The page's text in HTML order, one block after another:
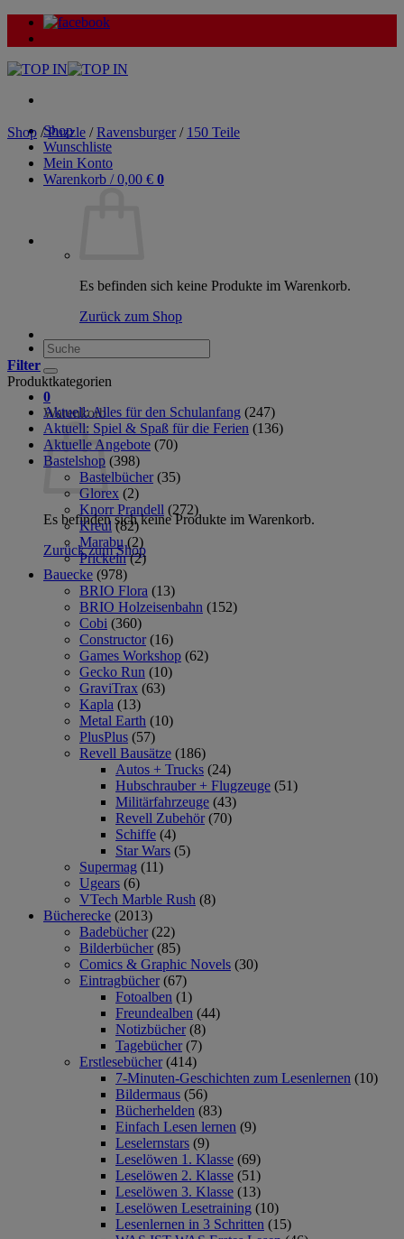
Zum
Inhalt
Shop
Wunschliste
Mein Konto
Warenkorb /0,00 € 0
Es befinden sich keine Produkte im Warenkorb.
Zurück zum Shop
Suche
nach:
0
Warenkorb
Es befinden sich keine Produkte im Warenkorb.
Zurück zum Shop
Shop / Puzzle / Ravensburger / 150 Teile
Filter
Produktkategorien
Aktuell: Alles für den Schulanfang (247)
Aktuell: Spiel & Spaß für die Ferien (136)
Aktuelle Angebote (70)
Bastelshop (398)
Bastelbücher (35)
Glorex (2)
Knorr Prandell (272)
Kreul (82)
Marabu (2)
Prickeln (2)
Bauecke (978)
BRIO Flora (13)
BRIO Holzeisenbahn (152)
Cobi (360)
Constructor (16)
Games Workshop (62)
Gecko Run (10)
GraviTrax (63)
Kapla (13)
Metal Earth (10)
PlusPlus (57)
Revell Bausätze (186)
Autos + Trucks (24)
Hubschrauber + Flugzeuge (51)
Militärfahrzeuge (43)
Revell Zubehör (70)
Schiffe (4)
Star Wars (5)
Supermag (11)
Ugears (6)
VTech Marble Rush (8)
Bücherecke (2013)
Badebücher (22)
Bilderbücher (85)
Comics & Graphic Novels (30)
Eintragbücher (67)
Fotoalben (1)
Freundealben (44)
Notizbücher (8)
Tagebücher (7)
Erstlesebücher (414)
7-Minuten-Geschichten zum Lesenlernen (10)
Bildermaus (56)
Bücherhelden (83)
Einfach Lesen lernen (9)
Leselernstars (9)
Leselöwen 1. Klasse (69)
Leselöwen 2. Klasse (51)
Leselöwen 3. Klasse (13)
Leselöwen Lesetraining (10)
Lesenlernen in 3 Schritten (15)